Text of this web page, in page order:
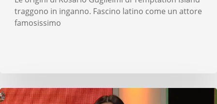
traggono in inganno. Fascino latino come un attore
famosissimo